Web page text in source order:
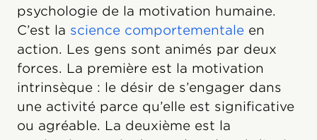
psychologie de la motivation humaine.
C’est la science comportementale en
action. Les gens sont animés par deux
forces. La première est la motivation
intrinsèque : le désir de s’engager dans
une activité parce qu’elle est significative
ou agréable. La deuxième est la